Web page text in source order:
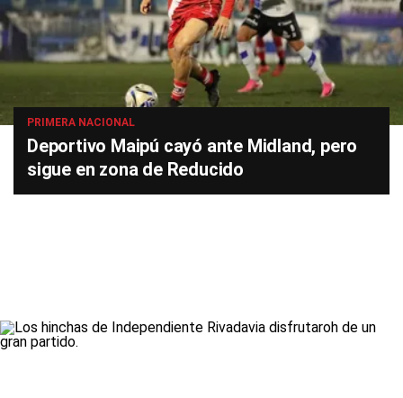
PRIMERA NACIONAL
Deportivo Maipú cayó ante Midland, pero
sigue en zona de Reducido